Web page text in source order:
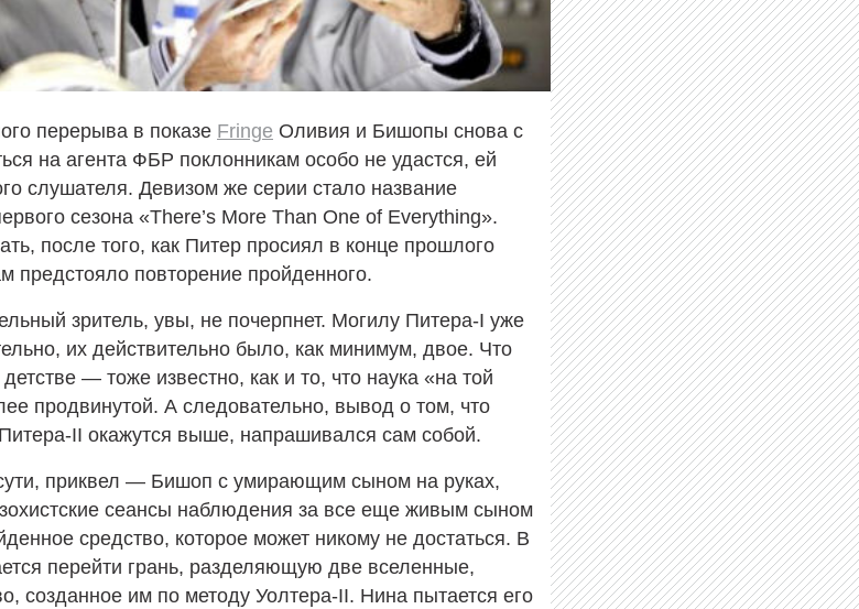
перерыва в показе Fringe Оливия и Бишопы снова с
на агента ФБР поклонникам особо не удастся, ей
слушателя. Девизом же серии стало название
сезона «There’s More Than One of Everything».
после того, как Питер просиял в конце прошлого
предстояло повторение пройденного.
зритель, увы, не почерпнет. Могилу Питера-I уже
их действительно было, как минимум, двое. Что
— тоже известно, как и то, что наука «на той
продвинутой. А следовательно, вывод о том, что
II окажутся выше, напрашивался сам собой.
приквел — Бишоп с умирающим сыном на руках,
сеансы наблюдения за все еще живым сыном
средство, которое может никому не достаться. В
перейти грань, разделяющую две вселенные,
созданное им по методу Уолтера-II. Нина пытается его